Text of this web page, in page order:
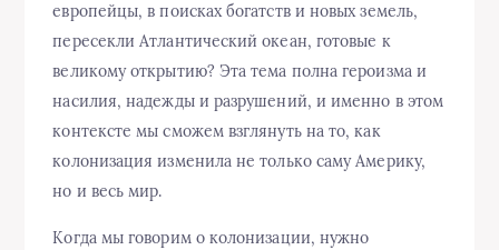
европейцы, в поисках богатств и новых земель,
пересекли Атлантический океан, готовые к
великому открытию? Эта тема полна героизма и
насилия, надежды и разрушений, и именно в этом
контексте мы сможем взглянуть на то, как
колонизация изменила не только саму Америку,
но и весь мир.
Когда мы говорим о колонизации, нужно